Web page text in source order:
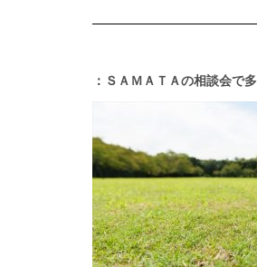
：ＳＡＭＡＴＡの相談会で